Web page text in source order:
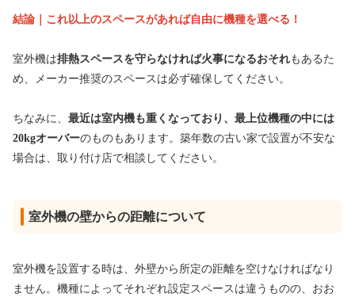
結論｜これ以上のスペースがあれば自由に機種を選べる！
室外機は排熱スペースを守らなければ火事になるおそれもあるた
め、メーカー推奨のスペースは必ず確保してください。
ちなみに、 最近は室内機も重くなっており、最上位機種の中には
20kgオーバーのものもあります。築年数の古い家で設置が不安な
場合は、取り付け店で相談してください。
室外機の壁からの距離について
室外機を設置する時は、外壁から所定の距離を空けなければなり
ません。機種によってそれぞれ設定スペースは違うものの、おお